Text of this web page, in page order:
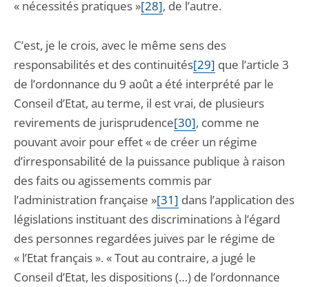
« nécessités pratiques »[28], de l’autre.
C’est, je le crois, avec le même sens des
responsabilités et des continuités[29] que l’article 3
de l’ordonnance du 9 août a été interprété par le
Conseil d’Etat, au terme, il est vrai, de plusieurs
revirements de jurisprudence[30], comme ne
pouvant avoir pour effet « de créer un régime
d’irresponsabilité de la puissance publique à raison
des faits ou agissements commis par
l’administration française »[31] dans l’application des
législations instituant des discriminations à l’égard
des personnes regardées juives par le régime de
« l’Etat français ». « Tout au contraire, a jugé le
Conseil d’Etat, les dispositions (…) de l’ordonnance